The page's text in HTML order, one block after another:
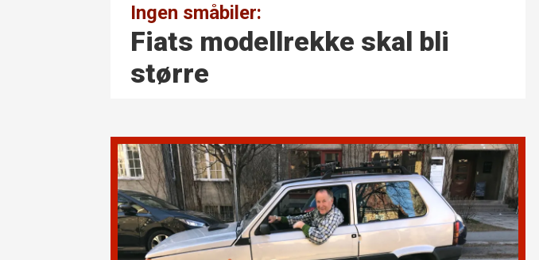
Ingen småbiler:
Fiats modellrekke skal bli
større